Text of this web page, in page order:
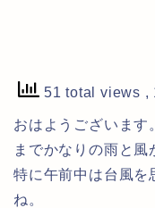
51 total views ,
おはようございます
までかなりの雨と風
特に午前中は台風を
ね。